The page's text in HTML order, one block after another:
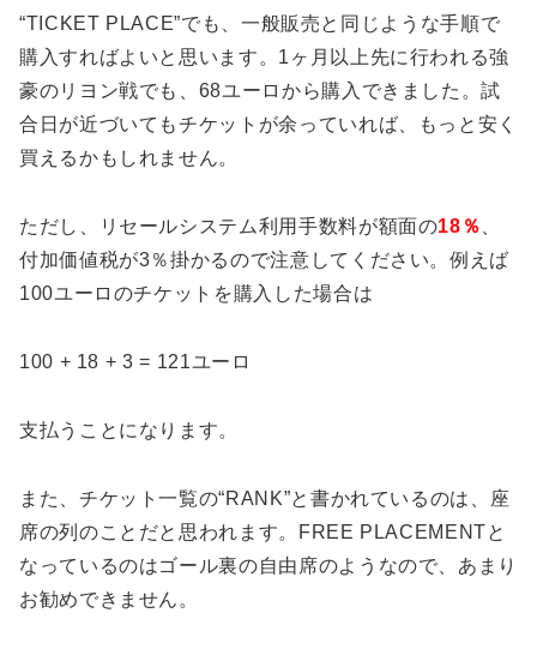
“TICKET PLACE”でも、一般販売と同じような手順で
購入すればよいと思います。1ヶ月以上先に行われる強
豪のリヨン戦でも、68ユーロから購入できました。試
合日が近づいてもチケットが余っていれば、もっと安く
買えるかもしれません。
ただし、リセールシステム利用手数料が額面の18％
付加価値税が3％掛かるので注意してください。例えば
100ユーロのチケットを購入した場合は
100 + 18 + 3 = 121ユーロ
支払うことになります。
また、チケット一覧の“RANK”と書かれているのは、座
席の列のことだと思われます。FREE PLACEMENTと
なっているのはゴール裏の自由席のようなので、あまり
お勧めできません。